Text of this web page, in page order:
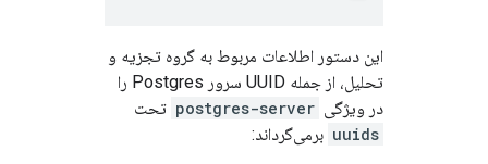
این دستور اطلاعات مربوط به گروه تجزیه و
تحلیل، از جمله UUID سرور Postgres را
در ویژگی postgres-server تحت
uuids برمی‌گرداند: